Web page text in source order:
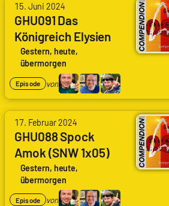
15. Juni 2024
GHU091 Das
Königreich Elysien
(SNW 1x08) (The
Elysian Kingdom)
Gestern, heute,
übermorgen
Episode von
17. Februar 2024
GHU088 Spock
Amok (SNW 1x05)
(Spock Amok)
Gestern, heute,
übermorgen
Episode von